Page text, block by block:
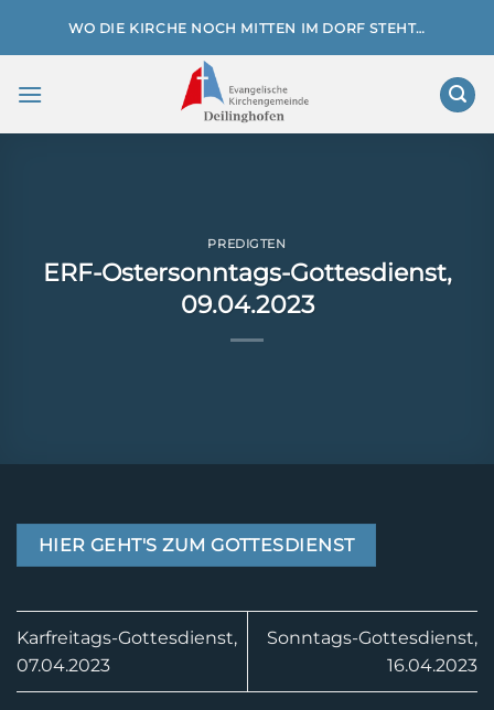
WO DIE KIRCHE NOCH MITTEN IM DORF STEHT…
PREDIGTEN
ERF-Ostersonntags-Gottesdienst,
09.04.2023
HIER GEHT'S ZUM GOTTESDIENST
Karfreitags-Gottesdienst,
07.04.2023
Sonntags-Gottesdienst,
16.04.2023